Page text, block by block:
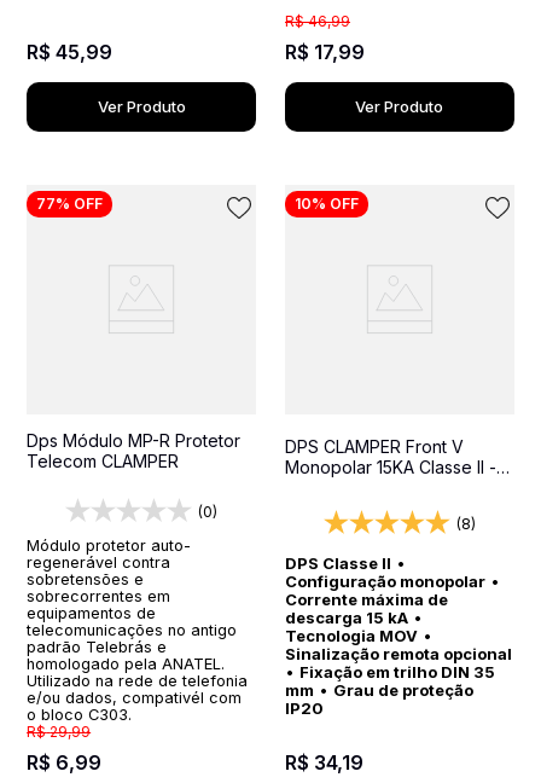
R$ 45,99
Ver Produto
R$ 46,99
R$ 17,99
Ver Produto
77% OFF
Dps Módulo MP-R Protetor
Telecom CLAMPER
(0)
Módulo protetor auto-
regenerável contra
sobretensões e
sobrecorrentes em
equipamentos de
telecomunicações no antigo
padrão Telebrás e
homologado pela ANATEL.
Utilizado na rede de telefonia
e/ou dados, compativél com
o bloco C303.
R$ 29,99
R$ 6,99
10% OFF
DPS CLAMPER Front V
Monopolar 15KA Classe II -
quadros elétricos
(8)
DPS Classe II •
Configuração monopolar•
Corrente máxima de
descarga 15 kA•
Tecnologia MOV•
Sinalização remota opcional
• Fixação em trilho DIN 35
mm • Grau de proteção
IP20
R$ 34,19